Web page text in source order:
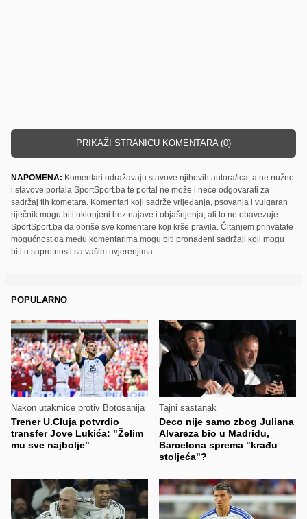
PRIKAŽI STRANICU KOMENTARA (0)
NAPOMENA: Komentari odražavaju stavove njihovih autora/ica, a ne nužno
i stavove portala SportSport.ba te portal ne može i neće odgovarati za
sadržaj tih kometara. Komentari koji sadrže vrijeđanja, psovanja i vulgaran
riječnik mogu biti uklonjeni bez najave i objašnjenja, ali to ne obavezuje
SportSport.ba da obriše sve komentare koji krše pravila. Čitanjem prihvatate
mogućnost da među komentarima mogu biti pronađeni sadržaji koji mogu
biti u suprotnosti sa vašim uvjerenjima.
POPULARNO
Nakon utakmice protiv Botosanija
Trener U.Cluja potvrdio
transfer Jove Lukića: "Želim
mu sve najbolje"
Tajni sastanak
Deco nije samo zbog Juliana
Alvareza bio u Madridu,
Barcelona sprema "krađu
stoljeća"?